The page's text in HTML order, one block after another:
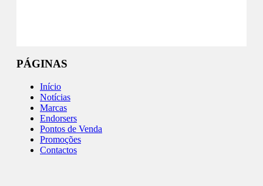
PÁGINAS
Início
Notícias
Marcas
Endorsers
Pontos de Venda
Promoções
Contactos